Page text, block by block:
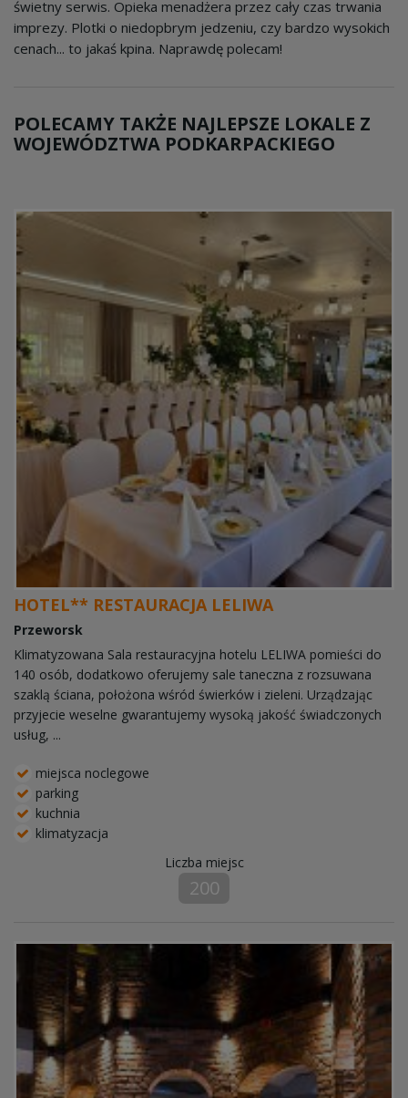
świetny serwis. Opieka menadżera przez cały czas trwania
imprezy. Plotki o niedopbrym jedzeniu, czy bardzo wysokich
cenach... to jakaś kpina. Naprawdę polecam!
POLECAMY TAKŻE NAJLEPSZE LOKALE Z
WOJEWÓDZTWA PODKARPACKIEGO
HOTEL** RESTAURACJA LELIWA
Przeworsk
Klimatyzowana Sala restauracyjna hotelu LELIWA pomieści do
140 osób, dodatkowo oferujemy sale taneczna z rozsuwana
szaklą ściana, położona wśród świerków i zieleni. Urządzając
przyjecie weselne gwarantujemy wysoką jakość świadczonych
usług, ...
miejsca noclegowe
parking
kuchnia
klimatyzacja
Liczba miejsc
200